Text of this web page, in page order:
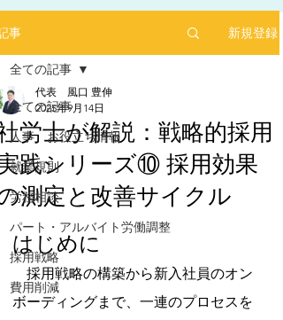
2025年1月にリリースした求人サイト「あるバ
イ」を運営する㈱ヒプスターの情報サイトに、
弊社が掲載されました！
「あるバイ」は無料掲載(2025年6月現在)、採用
しても費用が掛からない媒体です。
​是非、ご活用ください！！
【あるバイ関東版】アルバイト・バイト・パー
トの求人・仕事を探そう！アルバイト情報はこ
こに【あるバイ】
事 新規登録
全ての記事
人事 お役立ち情報
就業規則
労務相談
パート・アルバイト労働調整
採用戦略
費用削減
全ての記事
労士が解説：戦略的採用
践シリーズ⑩ 採用効果
測定と改善サイクル
代表 風口 豊伸
2025年9月14日
5つ星のうちNaNと評価されています。
はじめに
採用戦略の構築から新入社員のオン
ボーディングまで、一連のプロセスを